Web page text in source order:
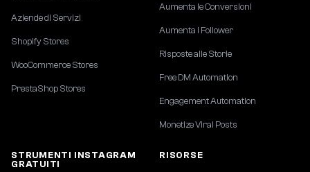
Aziende di Servizi
Shopify Stores
WooCommerce Stores
PrestaShop Stores
Aumenta le Conversioni
Aumenta i Follower
Risposte alle Storie
Free DM Automation
Engagement Automation
Monetize Viral Posts
STRUMENTI INSTAGRAM
GRATUITI
RISORSE